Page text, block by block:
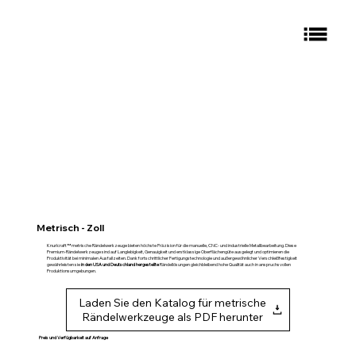
Metrisch - Zoll
Knurlcraft™ metrische Rändelwerkzeuge bieten höchste Präzision für die manuelle, CNC- und industrielle Metallbearbeitung. Diese
Premium-Rändelwerkzeuge sind auf Langlebigkeit, Genauigkeit und erstklassige Oberflächengüte ausgelegt und optimieren die
Produktivität bei minimalen Ausfallzeiten. Dank fortschrittlicher Fertigungstechnologie und außergewöhnlicher Verschleißfestigkeit
gewährleisten siein den USA und Deutschland hergestellteRändellösungen gleichbleibend hohe Qualität auch in anspruchsvollen
Produktionsumgebungen.
Laden Sie den Katalog für metrische
Rändelwerkzeuge als PDF herunter
Preis und Verfügbarkeit auf Anfrage